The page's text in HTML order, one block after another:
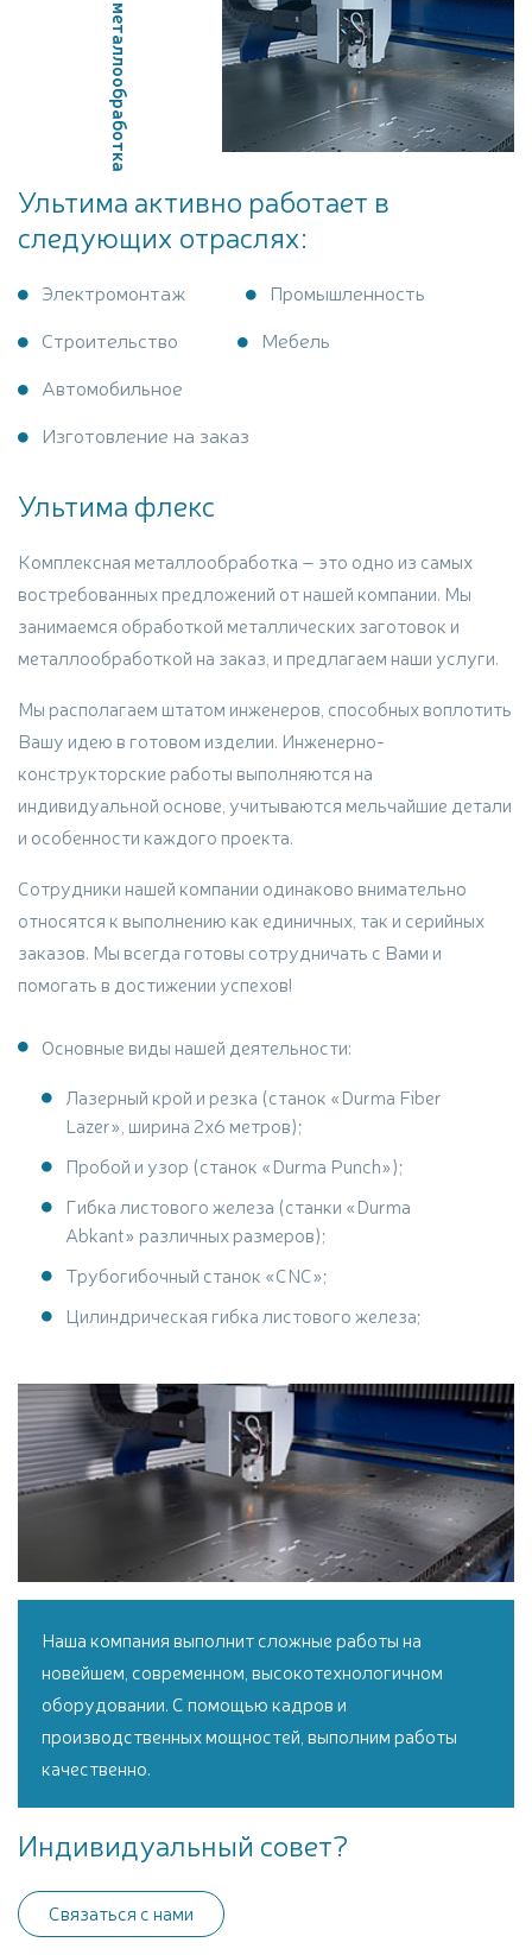
металлообработка
Ультима активно работает в
следующих отраслях:
Электромонтаж
Промышленность
Строительство
Мебель
Автомобильное
Изготовление на заказ
Ультима флекс
Комплексная металлообработка – это одно из самых
востребованных предложений от нашей компании. Мы
занимаемся обработкой металлических заготовок и
металлообработкой на заказ, и предлагаем наши услуги.
Мы располагаем штатом инженеров, способных воплотить
Вашу идею в готовом изделии. Инженерно-
конструкторские работы выполняются на
индивидуальной основе, учитываются мельчайшие детали
и особенности каждого проекта.
Сотрудники нашей компании одинаково внимательно
относятся к выполнению как единичных, так и серийных
заказов. Мы всегда готовы сотрудничать с Вами и
помогать в достижении успехов!
Основные виды нашей деятельности:
Лазерный крой и резка (станок «Durma Fiber
Lazer», ширина 2x6 метров);
Пробой и узор (станок «Durma Punch»);
Гибка листового железа (станки «Durma
Abkant» различных размеров);
Трубогибочный станок «CNC»;
Цилиндрическая гибка листового железа;
Наша компания выполнит сложные работы на
новейшем, современном, высокотехнологичном
оборудовании. С помощью кадров и
производственных мощностей, выполним работы
качественно.
Индивидуальный совет?
Связаться с нами